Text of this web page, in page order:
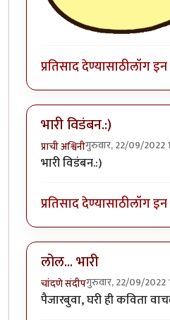
प्रतिसाद देण्यासाठीलॉग
भारी विडंबन.:)
प्राची अश्विनीगुरुवार, 22/09/2022
भारी विडंबन.:)
प्रतिसाद देण्यासाठीलॉग
लोल... भारी
चांदणे संदीपगुरुवार, 22/09/2022
पैजारबुवा, घरी ही कविता